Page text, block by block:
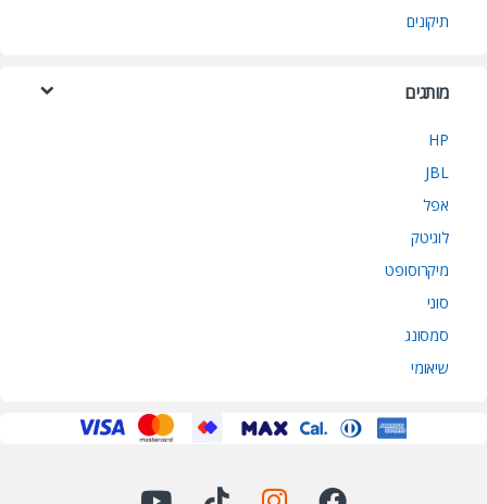
תיקונים
מותגים
HP
JBL
אפל
לוגיטק
מיקרוסופט
סוני
סמסונג
שיאומי